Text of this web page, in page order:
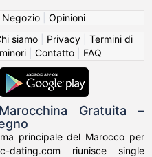
Negozio| Opinioni
siamo| Privacy| Termini di
| Contatto| FAQ
Gratuita –
principale del Marocco per
dating.com riunisce single